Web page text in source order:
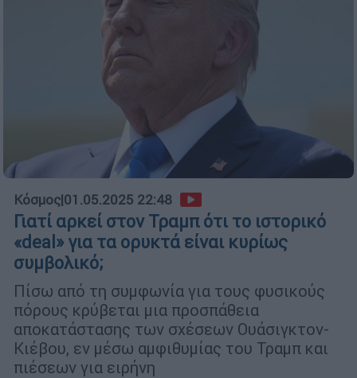
Κόσμος|01.05.2025 22:48
Γιατί αρκεί στον Τραμπ ότι το ιστορικό
«deal» για τα ορυκτά είναι κυρίως
συμβολικό;
Πίσω από τη συμφωνία για τους φυσικούς
πόρους κρύβεται μια προσπάθεια
αποκατάστασης των σχέσεων Ουάσιγκτον-
Κιέβου, εν μέσω αμφιθυμίας του Τραμπ και
πιέσεων για ειρήνη